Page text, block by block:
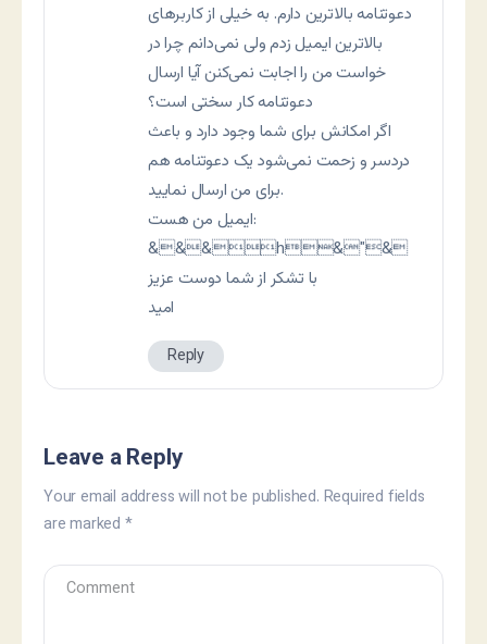
دعوتنامه بالاترین دارم. به خیلی از کاربرهای
بالاترین ایمیل زدم ولی نمی‌دانم چرا در
خواست من را اجابت نمی‌کنن آیا ارسال
دعوتنامه کار سختی است؟
اگر امکانش برای شما وجود دارد و باعث
دردسر و زحمت نمی‌شود یک دعوتنامه هم
برای من ارسال نمایید.
ایمیل من هست:
&&&h&"&
با تشکر از شما دوست عزیز
امید
Reply
Leave a Reply
Your email address will not be published. Required fields
are marked *